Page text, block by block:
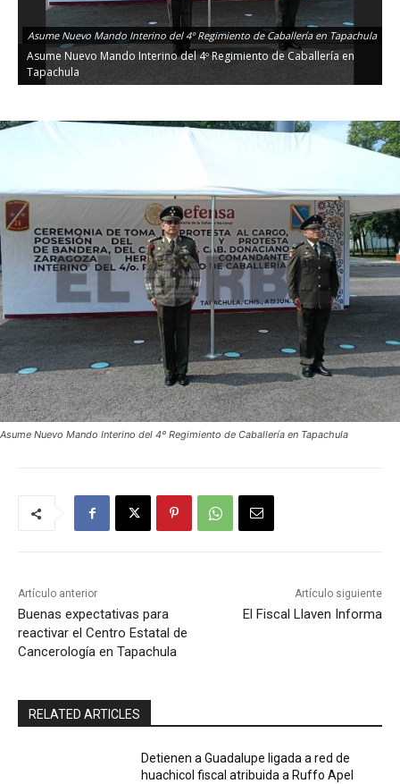
Asume Nuevo Mando Interino del 4º Regimiento de Caballería en Tapachula
Asume Nuevo Mando Interino del 4º Regimiento de Caballería en
Tapachula
Asume Nuevo Mando Interino del 4º Regimiento de Caballería en Tapachula
Artículo anterior
Buenas expectativas para
reactivar el Centro Estatal de
Cancerología en Tapachula
Artículo siguiente
El Fiscal Llaven Informa
RELATED ARTICLES
Detienen a Guadalupe ligada a red de
huachicol fiscal atribuida a Ruffo Apel